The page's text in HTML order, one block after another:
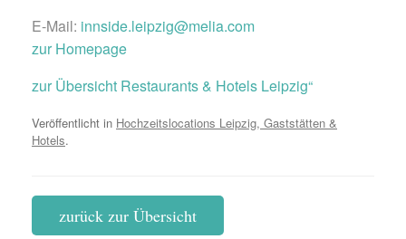
E-Mail: innside.leipzig@melia.com
zur Homepage
zur Übersicht Restaurants & Hotels Leipzig“
Veröffentlicht in Hochzeitslocations Leipzig, Gaststätten &
Hotels.
zurück zur Übersicht